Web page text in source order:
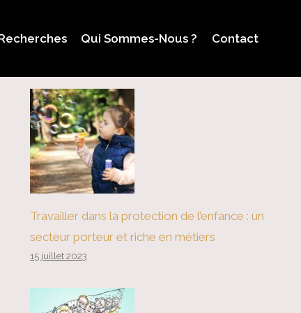
Qui Sommes-Nous ? Contact
Travailler dans la protection de l’enfance : un
secteur porteur et riche en métiers
15 juillet 2023